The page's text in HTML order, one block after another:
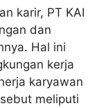
karir, PT KAI
dan
Hal ini
kerja
karyawan
meliputi